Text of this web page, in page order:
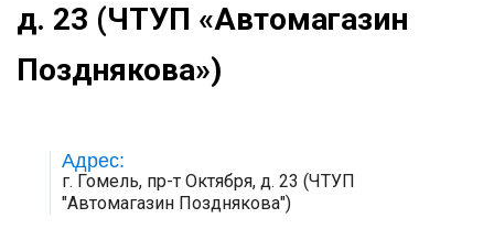
д. 23 (ЧТУП «Автомагазин
Позднякова»)
Адрес:
г. Гомель, пр-т Октября, д. 23 (ЧТУП
"Автомагазин Позднякова")